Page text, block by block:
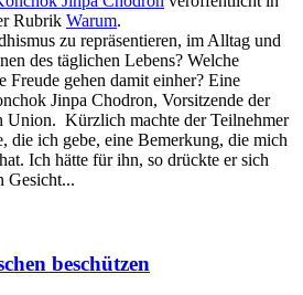
Rubrik Warum.
zu repräsentieren, im Alltag und
des täglichen Lebens? Welche
Freude gehen damit einher? Eine
Jinpa Chodron, Vorsitzende der
Union. Kürzlich machte der Teilnehmer
die ich gebe, eine Bemerkung, die mich
Ich hätte für ihn, so drückte er sich
Gesicht...
beschützen